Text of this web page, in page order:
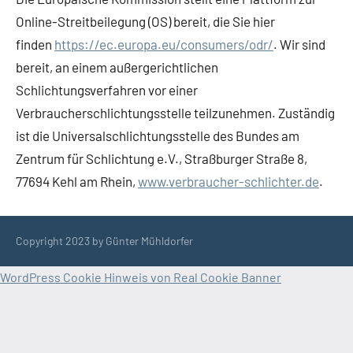
Online-Streitbeilegung (OS) bereit, die Sie hier
finden https://ec.europa.eu/consumers/odr/. Wir sind
bereit, an einem außergerichtlichen
Schlichtungsverfahren vor einer
Verbraucherschlichtungsstelle teilzunehmen. Zuständig
ist die Universalschlichtungsstelle des Bundes am
Zentrum für Schlichtung e.V., Straßburger Straße 8,
77694 Kehl am Rhein, www.verbraucher-schlichter.de.
Copyright 2023 by Günter Mühldorfer
WordPress Cookie Hinweis von Real Cookie Banner